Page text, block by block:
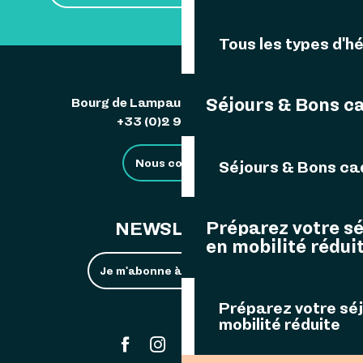
Tous les types
Séjours & Bons
Séjours & Bons
Préparez votre
en mobilité
Préparez votre
mobilité réduite
Bourg de Lampaul 29242 Ouessant
+33 (0)2 98 48 85 83
Nous contacter
NEWSLETTER
Je m'abonne à la newsletter